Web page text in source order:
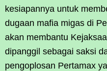
kesiapannya untuk
dugaan mafia migas di
akan membantu
dipanggil sebagai saksi
pengoplosan Pertamax